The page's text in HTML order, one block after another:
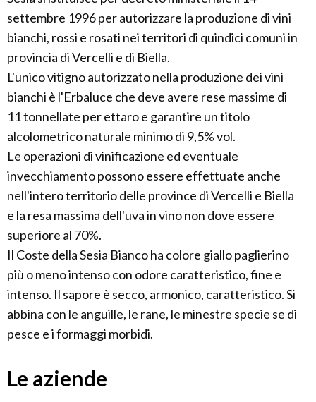
settembre 1996 per autorizzare la produzione di vini
bianchi, rossi e rosati nei territori di quindici comuni in
provincia di Vercelli e di Biella.
L'unico vitigno autorizzato nella produzione dei vini
bianchi è l'Erbaluce che deve avere rese massime di
11 tonnellate per ettaro e garantire un titolo
alcolometrico naturale minimo di 9,5% vol.
Le operazioni di vinificazione ed eventuale
invecchiamento possono essere effettuate anche
nell'intero territorio delle province di Vercelli e Biella
e la resa massima dell'uva in vino non dove essere
superiore al 70%.
Il Coste della Sesia Bianco ha colore giallo paglierino
più o meno intenso con odore caratteristico, fine e
intenso. Il sapore è secco, armonico, caratteristico. Si
abbina con le anguille, le rane, le minestre specie se di
pesce e i formaggi morbidi.
Le aziende